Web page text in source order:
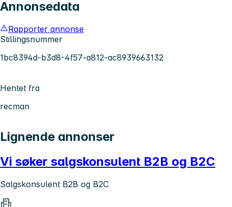
Annonsedata
Rapporter annonse
Stillingsnummer
1bc8394d-b3d8-4f57-a812-ac8939663132
Hentet fra
recman
Lignende annonser
Vi søker salgskonsulent B2B og B2C
Salgskonsulent B2B og B2C